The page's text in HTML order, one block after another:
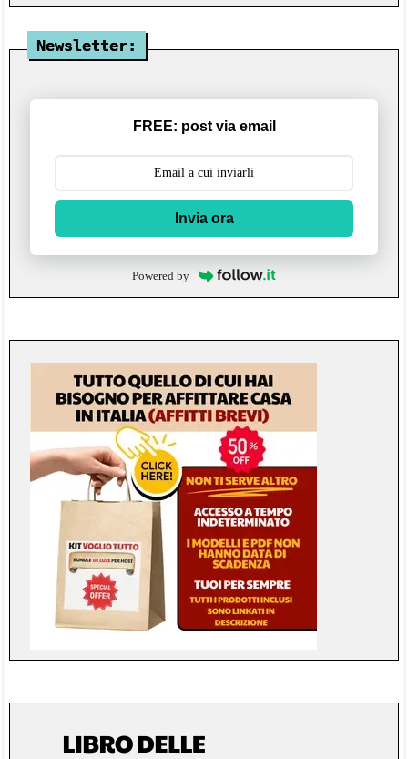
Newsletter:
FREE: post via email
Invia ora
Powered by